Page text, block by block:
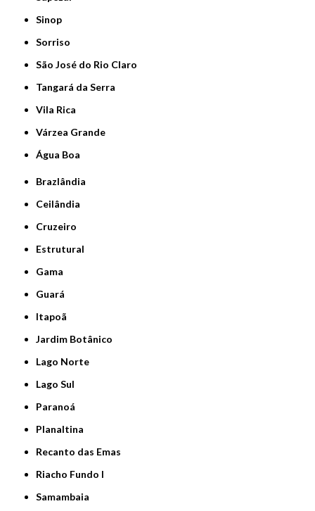
Sinop
Sorriso
São José do Rio Claro
Tangará da Serra
Vila Rica
Várzea Grande
Água Boa
Brazlândia
Ceilândia
Cruzeiro
Estrutural
Gama
Guará
Itapoã
Jardim Botânico
Lago Norte
Lago Sul
Paranoá
Planaltina
Recanto das Emas
Riacho Fundo I
Samambaia